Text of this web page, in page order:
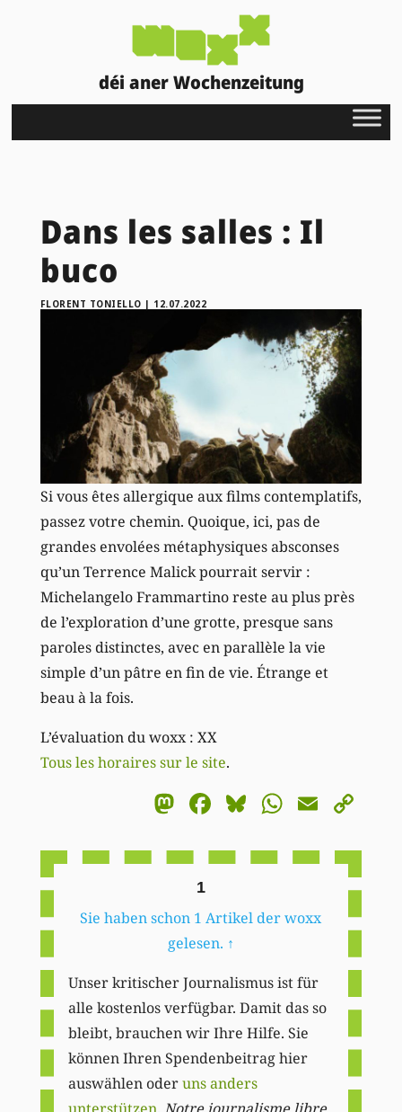
déi aner Wochenzeitung
Dans les salles : Il
buco
FLORENT TONIELLO | 12.07.2022
Si vous êtes allergique aux films contemplatifs,
passez votre chemin. Quoique, ici, pas de
grandes envolées métaphysiques absconses
qu’un Terrence Malick pourrait servir :
Michelangelo Frammartino reste au plus près
de l’exploration d’une grotte, presque sans
paroles distinctes, avec en parallèle la vie
simple d’un pâtre en fin de vie. Étrange et
beau à la fois.
L’évaluation du woxx : XX
Tous les horaires sur le site.
Mastodon
Facebook
BlueskyEmail
1
Sie haben schon 1 Artikel der woxx
gelesen. ↑
Unser kritischer Journalismus ist für
alle kostenlos verfügbar. Damit das so
bleibt, brauchen wir Ihre Hilfe. Sie
können Ihren Spendenbeitrag hier
auswählen oderuns anders